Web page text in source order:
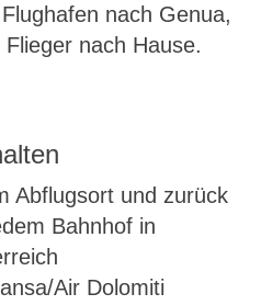
nach Genua,
nach Hause.
Abflugsort und zurück
Bahnhof in
Air Dolomiti